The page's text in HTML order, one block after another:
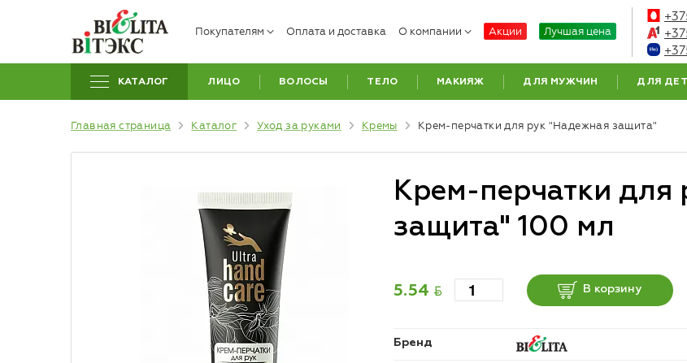
Покупателям Оплата и доставка О компании Акции Лучшая цена
КАТАЛОГ ЛИЦО ВОЛОСЫ ТЕЛО МАКИЯЖ ДЛЯ МУЖЧИН ДЛЯ
Главная страница Каталог Уход за руками Кремы Крем-перчатки для рук "Надежная защита"
Крем-перчатки для
защита" 100 мл
5.54 BYN В корзину
Бренд